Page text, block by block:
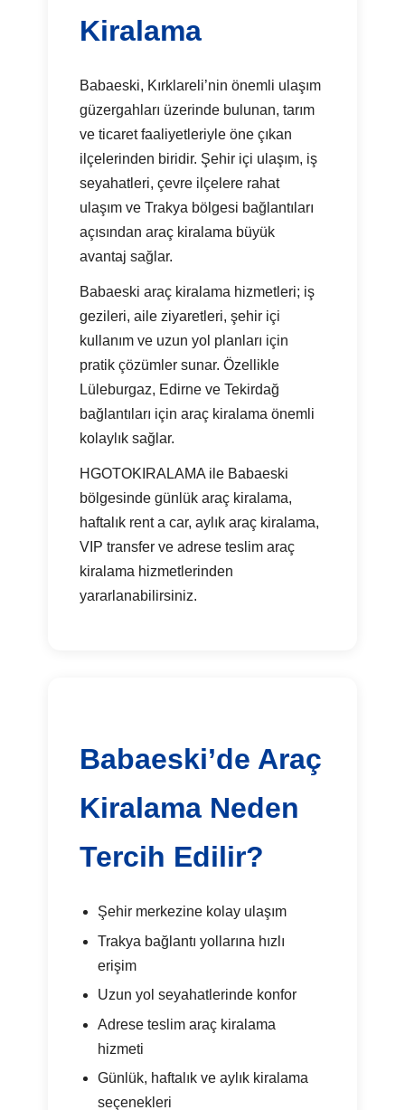
Kiralama
Babaeski, Kırklareli’nin önemli ulaşım
güzergahları üzerinde bulunan, tarım
ve ticaret faaliyetleriyle öne çıkan
ilçelerinden biridir. Şehir içi ulaşım, iş
seyahatleri, çevre ilçelere rahat
ulaşım ve Trakya bölgesi bağlantıları
açısından araç kiralama büyük
avantaj sağlar.
Babaeski araç kiralama hizmetleri; iş
gezileri, aile ziyaretleri, şehir içi
kullanım ve uzun yol planları için
pratik çözümler sunar. Özellikle
Lüleburgaz, Edirne ve Tekirdağ
bağlantıları için araç kiralama önemli
kolaylık sağlar.
HGOTOKIRALAMA ile Babaeski
bölgesinde günlük araç kiralama,
haftalık rent a car, aylık araç kiralama,
VIP transfer ve adrese teslim araç
kiralama hizmetlerinden
yararlanabilirsiniz.
Babaeski’de Araç
Kiralama Neden
Tercih Edilir?
Şehir merkezine kolay ulaşım
Trakya bağlantı yollarına hızlı
erişim
Uzun yol seyahatlerinde konfor
Adrese teslim araç kiralama
hizmeti
Günlük, haftalık ve aylık kiralama
seçenekleri